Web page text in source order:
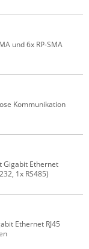
und 6x RP-SMA
Kommunikation
Gigabit Ethernet
1x RS485)
Ethernet RJ45